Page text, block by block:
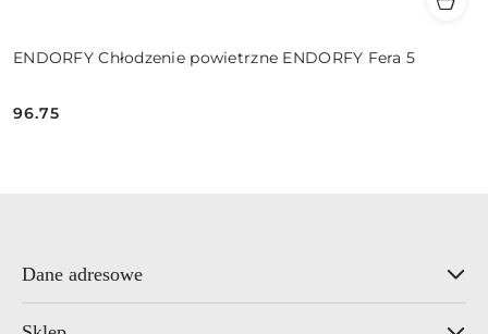
ENDORFY Chłodzenie powietrzne ENDORFY Fera 5
Cena:
96.75
Dane adresowe